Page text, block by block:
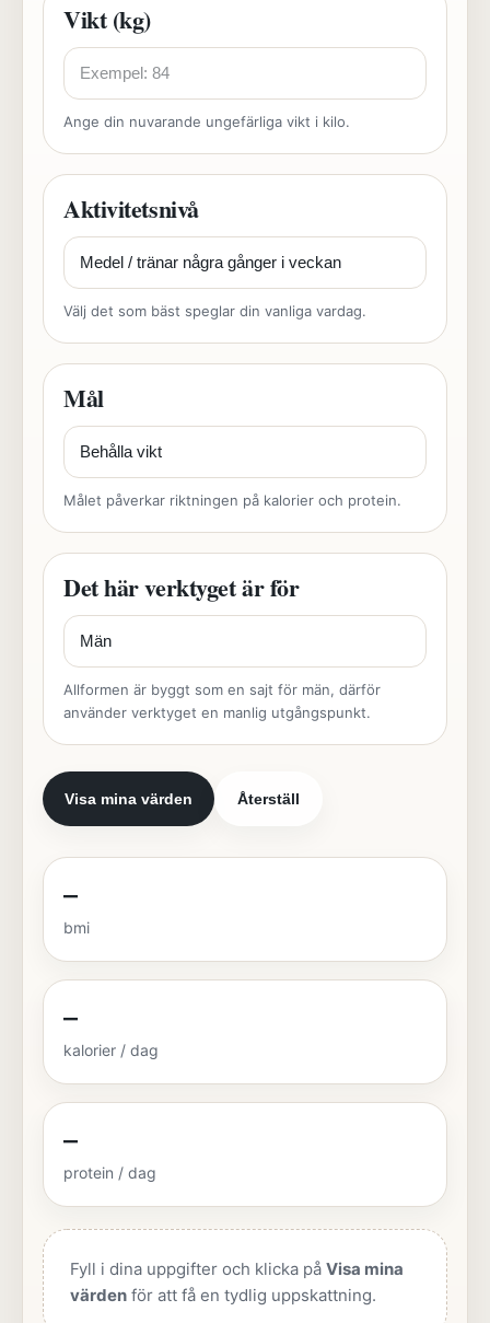
Vikt (kg)
Ange din nuvarande ungefärliga vikt i kilo.
Aktivitetsnivå
Välj det som bäst speglar din vanliga vardag.
Mål
Målet påverkar riktningen på kalorier och protein.
Det här verktyget är för
Allformen är byggt som en sajt för män, därför
använder verktyget en manlig utgångspunkt.
Visa mina värden Återställ
–
bmi
–
kalorier / dag
–
protein / dag
Fyll i dina uppgifter och klicka på Visa mina
värden för att få en tydlig uppskattning.